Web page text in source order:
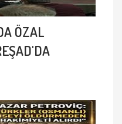
ÖZAL